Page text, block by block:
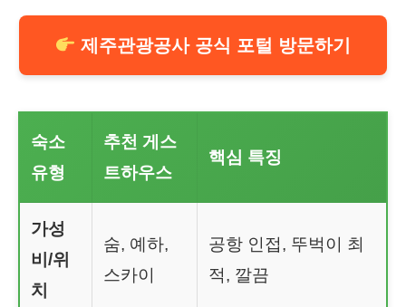
제주관광공사 공식 포털 방문하기
숙소
유형
추천 게스
트하우스
핵심 특징
가성
비/위
치
숨, 예하,
스카이
공항 인접, 뚜벅이 최
적, 깔끔